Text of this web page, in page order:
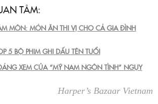
TÂM:
MÔN: MÓN ĂN THI VỊ CHO CẢ GIA ĐÌNH
5 BỘ PHIM GHI DẤU TÊN TUỔI
XEM CỦA “MỸ NAM NGÔN TÌNH” NGỤY
Harper’s Bazaar Vietnam